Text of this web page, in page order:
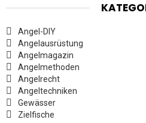
Angel-DIY
Angelausrüstung
Angelmagazin
Angelmethoden
Angelrecht
Angeltechniken
Gewässer
Zielfische